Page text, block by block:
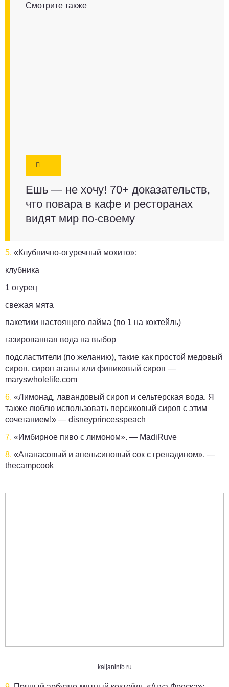
Смотрите также
Ешь — не хочу! 70+ доказательств,
что повара в кафе и ресторанах
видят мир по-своему
5. «Клубнично-огуречный мохито»:
клубника
1 огурец
свежая мята
пакетики настоящего лайма (по 1 на коктейль)
газированная вода на выбор
подсластители (по желанию), такие как простой медовый
сироп, сироп агавы или финиковый сироп —
maryswholelife.com
6. «Лимонад, лавандовый сироп и сельтерская вода. Я
также люблю использовать персиковый сироп с этим
сочетанием!» — disneyprincesspeach
7. «Имбирное пиво с лимоном». — MadiRuve
8. «Ананасовый и апельсиновый сок с гренадином». —
thecampcook
kaljaninfo.ru